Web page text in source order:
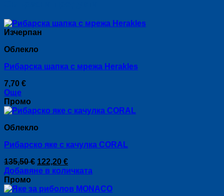
Изчерпан
Облекло
Рибарска шапка с мрежа Herakles
7,70 €
Още
Промо
Облекло
Рибарско яке с качулка CORAL
135,50€ Original
price
135,50 €.
122,20 €Текущата
цена
122,20 €.
Добавяне в количката
Промо